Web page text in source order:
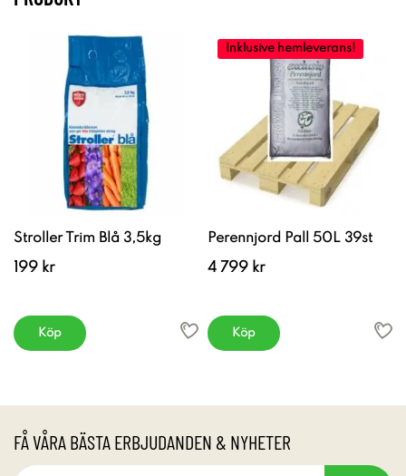
Stroller Trim Blå 3,5kg
199 kr
Köp
Inklusive hemleverans!
Perennjord Pall 50L 39st
4 799 kr
Köp
FÅ VÅRA BÄSTA ERBJUDANDEN & NYHETER